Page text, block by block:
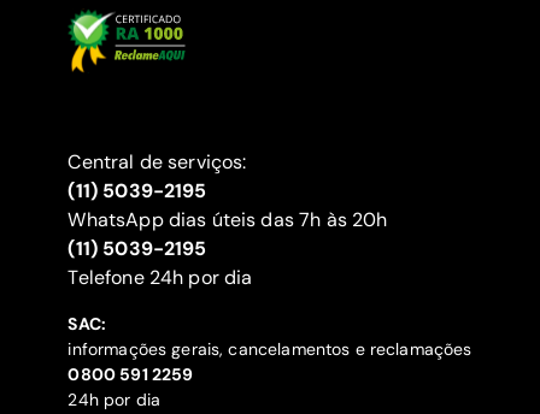
Central de serviços:
(11) 5039-2195
WhatsApp dias úteis das 7h às 20h
(11) 5039-2195
‍Telefone 24h por dia
SAC:
informações gerais, cancelamentos e reclamações
‍0800 591 2259
24h por dia